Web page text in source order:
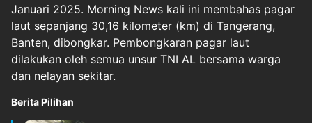
Januari 2025. Morning News kali ini membahas pagar
laut sepanjang 30,16 kilometer (km) di Tangerang,
Banten, dibongkar. Pembongkaran pagar laut
dilakukan oleh semua unsur TNI AL bersama warga
dan nelayan sekitar.
Berita Pilihan